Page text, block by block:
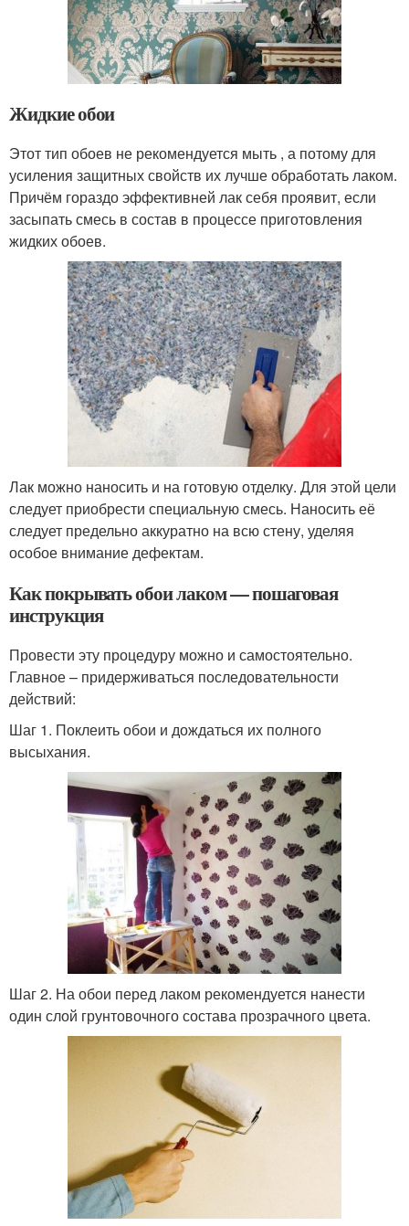
Жидкие обои
Этот тип обоев не рекомендуется мыть , а потому для
усиления защитных свойств их лучше обработать лаком.
Причём гораздо эффективней лак себя проявит, если
засыпать смесь в состав в процессе приготовления
жидких обоев.
Лак можно наносить и на готовую отделку. Для этой цели
следует приобрести специальную смесь. Наносить её
следует предельно аккуратно на всю стену, уделяя
особое внимание дефектам.
Как покрывать обои лаком — пошаговая
инструкция
Провести эту процедуру можно и самостоятельно.
Главное – придерживаться последовательности
действий:
Шаг 1. Поклеить обои и дождаться их полного
высыхания.
Шаг 2. На обои перед лаком рекомендуется нанести
один слой грунтовочного состава прозрачного цвета.